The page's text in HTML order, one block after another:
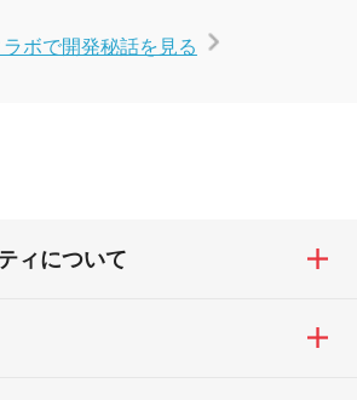
ボで開発秘話を見る
ィについて